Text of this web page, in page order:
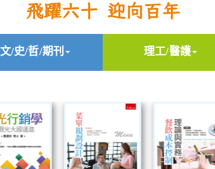
飛躍六十 迎向百年
文/史/哲/期刊 理工/醫護